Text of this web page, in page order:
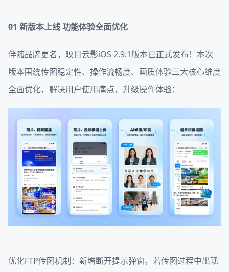
01 新版本上线 功能体验全面优化
伴随品牌更名，映目云影iOS 2.9.1版本已正式发布！本次
版本围绕传图稳定性、操作流畅度、画质体验三大核心维度
全面优化，解决用户使用痛点，升级操作体验：
优化FTP传图机制：新增断开提示弹窗，若传图过程中出现